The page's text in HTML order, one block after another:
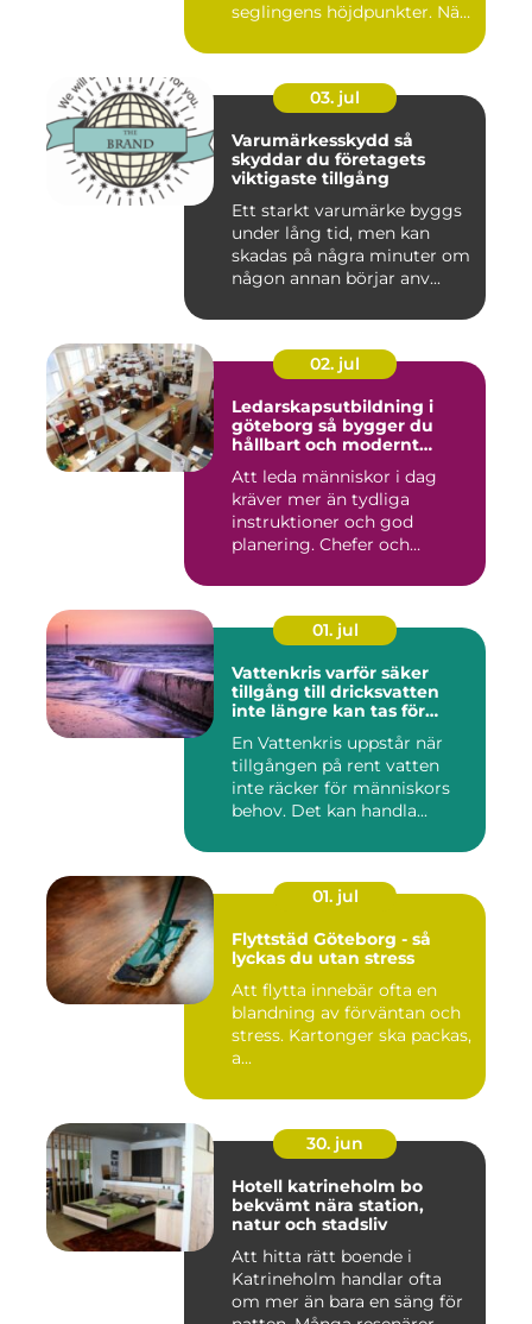
seglingens höjdpunkter. När
03. jul
Varumärkesskydd så
skyddar du företagets
viktigaste tillgång
Ett starkt varumärke byggs
under lång tid, men kan
skadas på några minuter om
någon annan börjar anv...
02. jul
Ledarskapsutbildning i
göteborg så bygger du
hållbart och modernt
Att leda människor i dag
kräver mer än tydliga
instruktioner och god
planering. Chefer och
01. jul
Vattenkris varför säker
tillgång till dricksvatten
inte längre kan tas för
En Vattenkris uppstår när
tillgången på rent vatten
inte räcker för människors
behov. Det kan handla...
01. jul
Flyttstäd Göteborg - så
lyckas du utan stress
Att flytta innebär ofta en
blandning av förväntan och
stress. Kartonger ska packas,
a...
30. jun
Hotell katrineholm bo
bekvämt nära station,
natur och stadsliv
Att hitta rätt boende i
Katrineholm handlar ofta
om mer än bara en säng för